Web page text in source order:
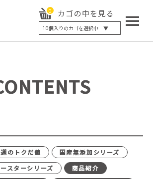
0 カゴの中を見る
10個入りのカゴを選択中 ▼
5個入り
20個入り
最大12%OFF
のトクだ値
国産無添加シリーズ
ースターシリーズ
商品紹介